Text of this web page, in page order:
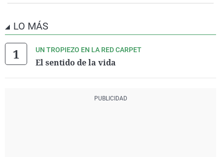
LO MÁS
UN TROPIEZO EN LA RED CARPET
El sentido de la vida